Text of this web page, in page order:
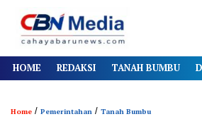
HOME REDAKSI TANAH BUMBU
Home / Pemerintahan / Tanah Bumbu